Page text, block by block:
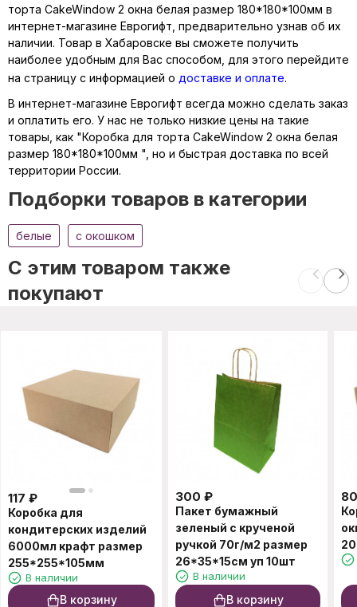
торта CakeWindow 2 окна белая размер 180*180*100мм в
интернет-магазине Еврогифт, предварительно узнав об их
наличии. Товар в Хабаровске вы сможете получить
наиболее удобным для Вас способом, для этого перейдите
на страницу с информацией о доставке и оплате.
В интернет-магазине Еврогифт всегда можно сделать заказ
и оплатить его. У нас не только низкие цены на такие
товары, как "Коробка для торта CakeWindow 2 окна белая
размер 180*180*100мм ", но и быстрая доставка по всей
территории России.
Подборки товаров в категории
белые c окошком
C этим товаром также
покупают
117 ₽
Коробка для
кондитерских изделий
6000мл крафт размер
255*255*105мм
В наличии
В корзину
300 ₽
Пакет бумажный
зеленый с крученой
ручкой 70г/м2 размер
26*35*15см уп 10шт
В наличии
В корзину
80